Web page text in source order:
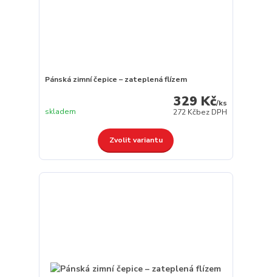
Pánská zimní čepice – zateplená flízem
329 Kč/ks
272 Kčbez DPH
skladem
Zvolit variantu